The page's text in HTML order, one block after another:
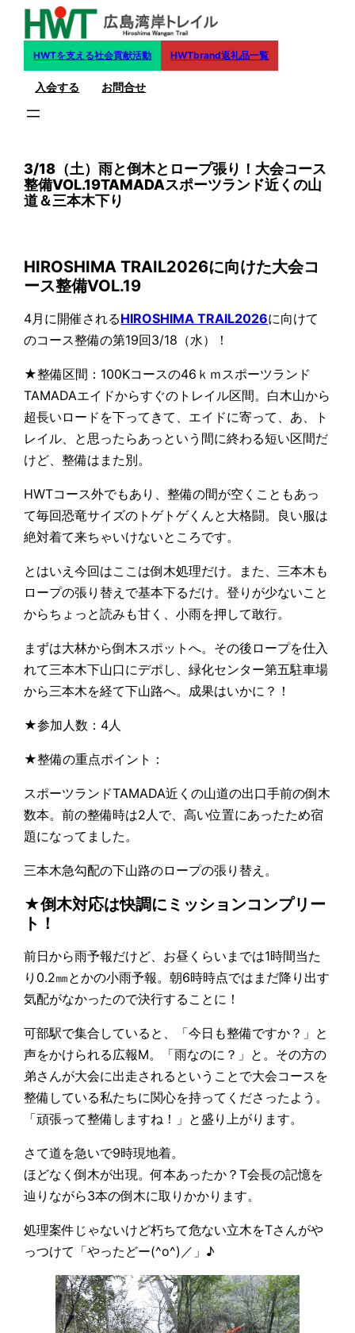
HWTを支える社会貢献活動 HWTbrand返礼品一覧
入会する お問合せ
3/18（土）雨と倒木とロープ張り！大会コース
整備VOL.19TAMADAスポーツランド近くの山
道＆三本木下り
HIROSHIMA TRAIL2026に向けた大会コ
ース整備VOL.19
4月に開催されるHIROSHIMA TRAIL2026に向けて
のコース整備の第19回3/18（水）！
★整備区間：100Kコースの46ｋｍスポーツランド
TAMADAエイドからすぐのトレイル区間。白木山から
超長いロードを下ってきて、エイドに寄って、あ、ト
レイル、と思ったらあっという間に終わる短い区間だ
けど、整備はまた別。
HWTコース外でもあり、整備の間が空くこともあっ
て毎回恐竜サイズのトゲトゲくんと大格闘。良い服は
絶対着て来ちゃいけないところです。
とはいえ今回はここは倒木処理だけ。また、三本木も
ロープの張り替えで基本下るだけ。登りが少ないこと
からちょっと読みも甘く、小雨を押して敢行。
まずは大林から倒木スポットへ。その後ロープを仕入
れて三本木下山口にデポし、緑化センター第五駐車場
から三本木を経て下山路へ。成果はいかに？！
★参加人数：4人
★整備の重点ポイント：
スポーツランドTAMADA近くの山道の出口手前の倒木
数本。前の整備時は2人で、高い位置にあったため宿
題になってました。
三本木急勾配の下山路のロープの張り替え。
★倒木対応は快調にミッションコンプリー
ト！
前日から雨予報だけど、お昼くらいまでは1時間当た
り0.2㎜とかの小雨予報。朝6時時点ではまだ降り出す
気配がなかったので決行することに！
可部駅で集合していると、「今日も整備ですか？」と
声をかけられる広報Ⅿ。「雨なのに？」と。その方の
弟さんが大会に出走されるということで大会コースを
整備している私たちに関心を持ってくださったよう。
「頑張って整備しますね！」と盛り上がります。
さて道を急いで9時現地着。
ほどなく倒木が出現。何本あったか？T会長の記憶を
辿りながら3本の倒木に取りかかります。
処理案件じゃないけど朽ちて危ない立木をTさんがや
っつけて「やったどー(^o^)／」♪